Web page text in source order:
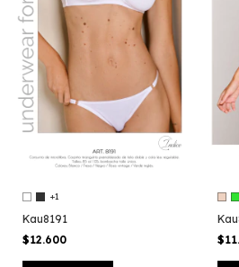
+1
Kau8191
$12.600